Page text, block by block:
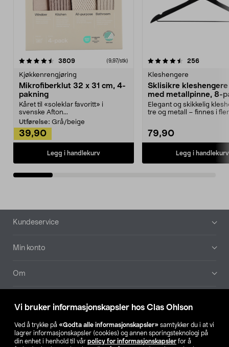
Vi bruker informasjonskapsler hos Clas Ohlson
Ved å trykke på «Godta alle informasjonskapsler» samtykker du i at vi
lagrer informasjonskapsler (cookies) og annen sporingsteknologi på
din enhet i henhold til vår policy for informasjonskapsler for å
3809anmeldelser(9,97/stk)
Kjøkkenrengjøring
Mikrofiberklut 32 x 31 cm, 4-
pakning
Kåret til «soleklar favoritt» i
svenske Afton...
Utførelse: Grå/beige
39,90
Legg i handlekurv
4.5av 5 stjerner 256
Kleshengere
Sklisikre
med metallpinne, 8-
Elegant og skikkelig
tre og metall – finnes i
79,90
Legg i handlekurv
4.5av 5 stjerner
Bunntekst
Kundeservice
Min konto
Om
Våre selskaper